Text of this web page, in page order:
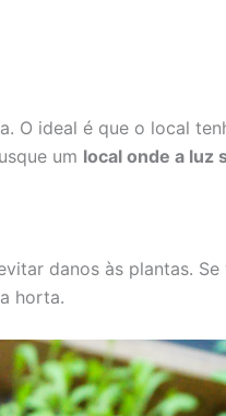
O ideal é que o local
um local onde a luz
danos às plantas.
horta.